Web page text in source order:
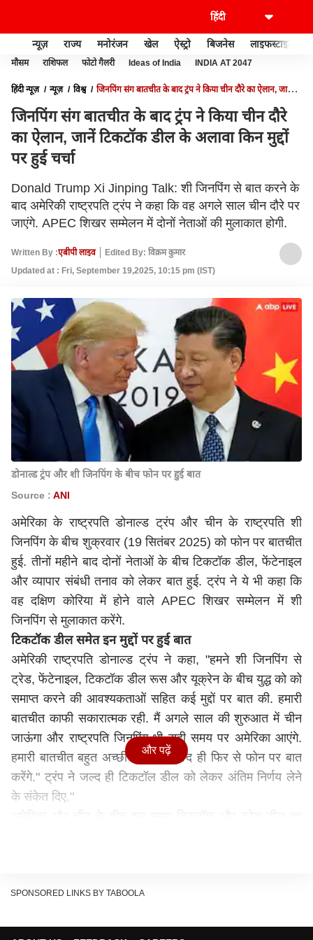
न्यूज़ राज्य मनोरंजन खेल ऐस्ट्रो बिजनेस लाइफस्टाइल
मौसम राशिफल फोटो गैलरी Ideas of India INDIA AT 2047
हिंदी न्यूज़ न्यूज़ विश्व
जिनपिंग संग बातचीत के बाद ट्रंप ने किया चीन दौरे का ऐलान, जानें
जिनपिंग संग बातचीत के बाद ट्रंप ने किया चीन दौरे
का ऐलान, जानें टिकटॉक डील के अलावा किन मुद्दों
पर हुई चर्चा
Donald Trump Xi Jinping Talk: शी जिनपिंग से बात करने के
बाद अमेरिकी राष्ट्रपति ट्रंप ने कहा कि वह अगले साल चीन दौरे पर
जाएंगे. APEC शिखर सम्मेलन में दोनों नेताओं की मुलाकात होगी.
Written By :एबीपी लाइव
Edited By: विक्रम कुमार
Updated at : Fri, September 19,2025, 10:15 pm (IST)
डोनाल्ड ट्रंप और शी जिनपिंग के बीच फोन पर हुई बात
Source : ANI
अमेरिका के राष्ट्रपतिडोनाल्ड ट्रंपऔर चीन के राष्ट्रपतिशी
जिनपिंगके बीच शुक्रवार (19 सितंबर 2025) को फोन पर बातचीत
हुई.तीनों महीने बाद दोनों नेताओं के बीच टिकटॉक डील,फेंटेनाइल
और व्यापार संबंधी तनाव को लेकर बात हुई.ट्रंप ने ये भी कहा कि
वह दक्षिण कोरिया मेंहोने वाले APECशिखर सम्मेलन मेंशी
जिनपिंगसे मुलाकात करेंगे.
टिकटॉक डील समेत इन मुद्दों पर हुई बात
अमेरिकी राष्ट्रपतिडोनाल्ड ट्रंप नेकहा, "हमने शी जिनपिंग से
ट्रेड,फेंटेनाइल,टिकटॉक डील रूस और यूक्रेन के बीच युद्ध को को
समाप्त करने की आवश्यकताओं सहित कई मुद्दों पर बात की. हमारी
बातचीत काफी सकारात्मक रही. मैं अगले साल की शुरुआत में चीन
जाऊंगाऔर राष्ट्रपतिजिनपिंगभी सही समय पर अमेरिका आएंगे.
हमारी बातचीत बहुत अच्छी रही. हम जल्द ही फिर से फोन पर बात
करेंगे." ट्रंपने जल्द ही टिकटॉलडील को लेकर अंतिम निर्णय लेने
के संकेत दिए."
के स्वामित्व वाले टिकटॉक के दुनिया भर में लगभग दो अरब
और पढ़ें
SPONSORED LINKS BY TABOOLA